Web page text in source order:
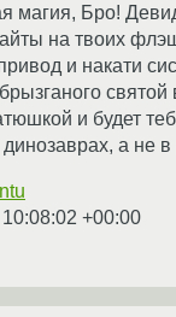
магия, Бро!
на твоих
и накати
святой
и будет
а не в
+00:00